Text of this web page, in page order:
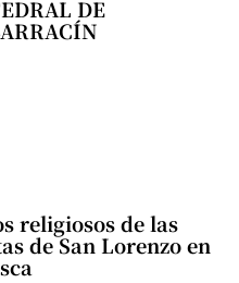
DE
religiosos de las
de San Lorenzo en